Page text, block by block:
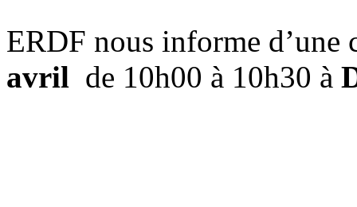
ERDF nous informe d’une
avril de 10h00 à 10h30 à